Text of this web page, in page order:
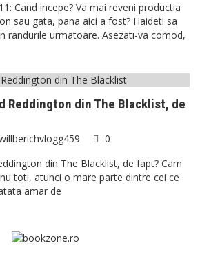
Cand incepe? Va mai reveni productia
sau gata, pana aici a fost? Haideti sa
randurile urmatoare. Asezati-va comod,
Reddington din The Blacklist, de
0
din The Blacklist, de fapt? Cam
toti, atunci o mare parte dintre cei ce
amar de